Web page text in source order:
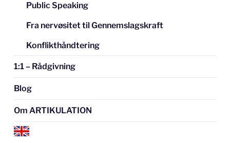
Public Speaking
Fra nervøsitet til Gennemslagskraft
Konflikthåndtering
1:1 – Rådgivning
Blog
Om ARTIKULATION